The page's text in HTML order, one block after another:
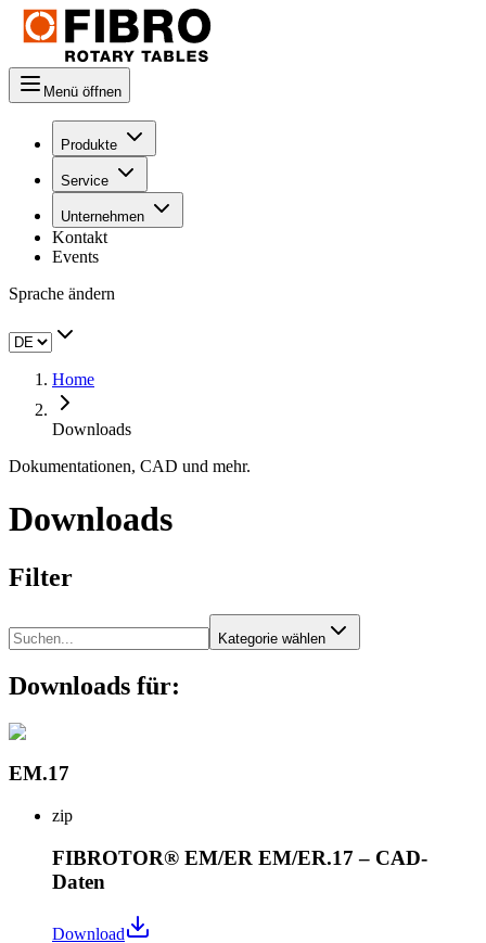
Menü öffnen
Produkte
Service
Unternehmen
Kontakt
Events
Sprache ändern
Home
Downloads
Dokumentationen, CAD und mehr.
Downloads
Filter
Kategorie wählen
Downloads für:
EM.17
zip
FIBROTOR® EM/ER EM/ER.17 – CAD-
Daten
Download